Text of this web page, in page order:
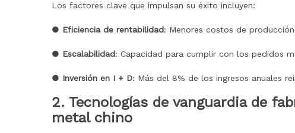
Los factores clave que impulsan su éxito incluyen:
● Eficiencia de rentabilidad: Menores costos de
● Escalabilidad: Capacidad para cumplir con los pedidos
● Inversión en I + D: Más del 8% de los ingresos anuales
2. Tecnologías de vanguardia de
metal chino